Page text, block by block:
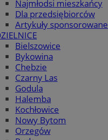
Najmłodsi mieszkańcy
Dla przedsiębiorców
Artykuły sponsorowane
Bielszowice
Bykowina
Chebzie
Czarny Las
Godula
Halemba
Kochłowice
Nowy Bytom
Orzegów